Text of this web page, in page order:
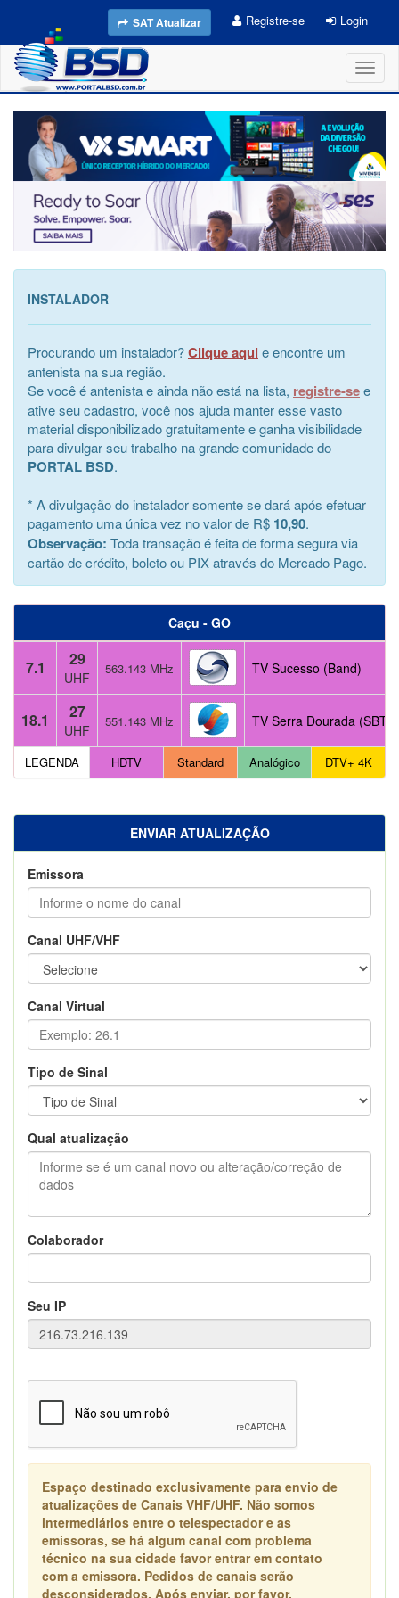
SAT Atualizar Registre-se Login
INSTALADOR
Procurando um instalador?Clique aqui e encontre um
antenista na sua região.
Se você é antenista e ainda não está na lista, registre-see
ative seu cadastro, você nos ajuda manter esse vasto
material disponibilizado gratuitamente e ganha visibilidade
para divulgar seu trabalho na grande comunidade do
PORTAL BSD.
* A divulgação do instalador somente se dará após efetuar
pagamento uma única vez no valor de R$ 10,90.
Observação: Toda transação é feita de forma segura via
cartão de crédito, boleto ou PIX através do Mercado Pago.
Caçu - GO
7.1 29
UHF
563.143 MHz TV Sucesso (Band)
18.1 27
UHF
551.143 MHz TV Serra Dourada (SBT)
LEGENDA HDTV Standard Analógico DTV+ 4K
ENVIAR ATUALIZAÇÃO
Emissora
Canal UHF/VHF
Canal Virtual
Tipo de Sinal
Qual atualização
Colaborador
Seu IP
Espaço destinado exclusivamente para envio de
atualizações de Canais VHF/UHF. Não somos
intermediários entre o telespectador e as
emissoras, se há algum canal com problema
técnico na sua cidade favor entrar em contato
com a emissora. Pedidos de canais serão
desconsiderados. Após enviar, por favor,